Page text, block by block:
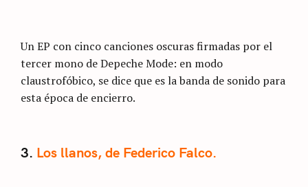
Un EP con cinco canciones oscuras firmadas por el
tercer mono de Depeche Mode: en modo
claustrofóbico, se dice que es la banda de sonido para
esta época de encierro.
3. Los llanos, de Federico Falco.